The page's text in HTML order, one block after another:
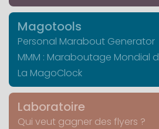
Magotools
Personal Marabout Generator
MMM : Maraboutage Mondial
La MagoClock
Laboratoire
Qui veut gagner des flyers ?